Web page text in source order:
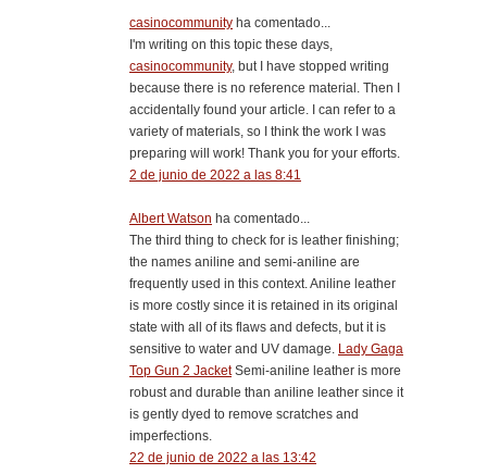
casinocommunity ha comentado...
I'm writing on this topic these days,
casinocommunity, but I have stopped writing
because there is no reference material. Then I
accidentally found your article. I can refer to a
variety of materials, so I think the work I was
preparing will work! Thank you for your efforts.
2 de junio de 2022 a las 8:41
Albert Watson ha comentado...
The third thing to check for is leather finishing;
the names aniline and semi-aniline are
frequently used in this context. Aniline leather
is more costly since it is retained in its original
state with all of its flaws and defects, but it is
sensitive to water and UV damage. Lady Gaga
Top Gun 2 JacketSemi-aniline leather is more
robust and durable than aniline leather since it
is gently dyed to remove scratches and
imperfections.
22 de junio de 2022 a las 13:42